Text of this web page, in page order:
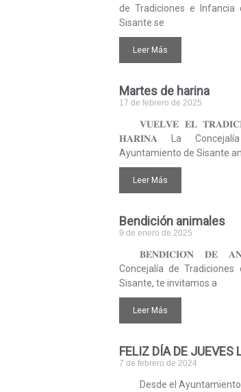
de Tradiciones e Infancia
Sisante se
Leer Más
Martes de harina
17 de febrero de 2025
𝐕𝐔𝐄𝐋𝐕𝐄 𝐄𝐋
𝐇𝐀𝐑𝐈𝐍𝐀 La
Ayuntamiento de Sisante
Leer Más
Bendición animales
9 de enero de 2025
𝐁𝐄𝐍𝐃𝐈𝐂𝐈𝐎́𝐍 𝐃𝐄
Concejalía de
Sisante, te invitamos a
Leer Más
FELIZ DÍA DE JUEVES
7 de febrero de 2024
Desde el